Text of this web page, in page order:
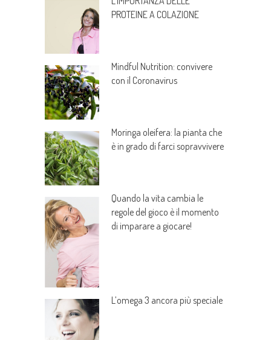
PROTEINE A COLAZIONE
Mindful Nutrition: convivere
con il Coronavirus
Moringa oleifera: la pianta che
è in grado di farci sopravvivere
Quando la vita cambia le
regole del gioco è il momento
di imparare a giocare!
L’omega 3 ancora più speciale